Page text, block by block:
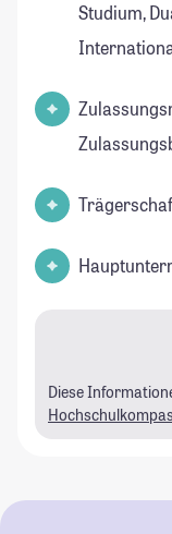
Studium,
Diese